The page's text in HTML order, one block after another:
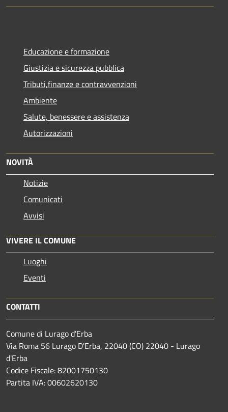
Educazione e formazione
Giustizia e sicurezza pubblica
Tributi,finanze e contravvenzioni
Ambiente
Salute, benessere e assistenza
Autorizzazioni
NOVITÀ
Notizie
Comunicati
Avvisi
VIVERE IL COMUNE
Luoghi
Eventi
CONTATTI
Comune di Lurago d'Erba
Via Roma 56 Lurago D'Erba, 22040 (CO) 22040 - Lurago
d'Erba
Codice Fiscale: 82001750130
Partita IVA: 00602620130